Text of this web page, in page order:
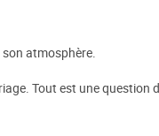
atmosphère.
Tout est une question